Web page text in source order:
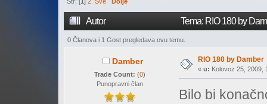
Str: [1]2 Sve Dolje
Autor Tema: RIO 180 by
0 Članova i 1 Gost pregledava ovu temu.
Damber
Trade Count: (0)
Punopravni član
RIO 180 by Damber
« u: Kolovoz 25, 2009,
Bilo bi